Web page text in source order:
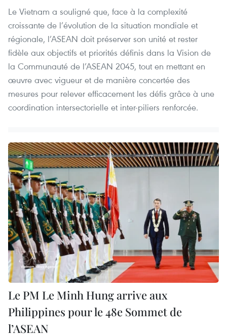
Le Vietnam a souligné que, face à la complexité
croissante de l’évolution de la situation mondiale et
régionale, l’ASEAN doit préserver son unité et rester
fidèle aux objectifs et priorités définis dans la Vision de
la Communauté de l’ASEAN 2045, tout en mettant en
œuvre avec vigueur et de manière concertée des
mesures pour relever efficacement les défis grâce à une
coordination intersectorielle et inter-piliers renforcée.
Le PM Le Minh Hung arrive aux
Philippines pour le 48e Sommet de
l’ASEAN